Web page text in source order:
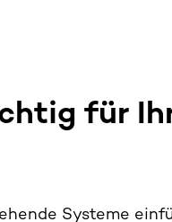
für
Systeme